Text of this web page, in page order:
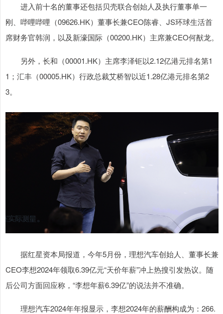
进入前十名的董事还包括贝壳联合创始人及执行董事单一
刚、哔哩哔哩（09626.HK）董事长兼CEO陈睿、JS环球生活首
席财务官韩润，以及新濠国际（00200.HK）主席兼CEO何猷龙。
另外，长和（00001.HK）主席李泽钜以2.12亿港元排名第1
1；汇丰（00005.HK）行政总裁艾桥智以近1.28亿港元排名第2
3。
据红星资本局报道，今年5月份，理想汽车创始人、董事长兼
CEO李想2024年领取6.39亿元“天价年薪”冲上热搜引发热议。随
后公司方面回应称，“李想年薪6.39亿”的说法并不准确。
理想汽车2024年年报显示，李想2024年的薪酬构成为：266.